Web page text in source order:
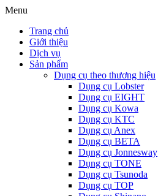
Menu
Trang chủ
Giới thiệu
Dịch vụ
Sản phẩm
Dụng cụ theo thương hiệu
Dụng cụ Lobster
Dụng cụ EIGHT
Dụng cụ Kowa
Dụng cụ KTC
Dụng cụ Anex
Dụng cụ BETA
Dụng cụ Jonnesway
Dụng cụ TONE
Dụng cụ Tsunoda
Dụng cụ TOP